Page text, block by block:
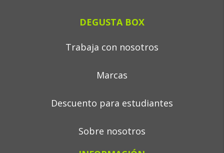
DEGUSTA BOX
Trabaja con nosotros
Marcas
Descuento para estudiantes
Sobre nosotros